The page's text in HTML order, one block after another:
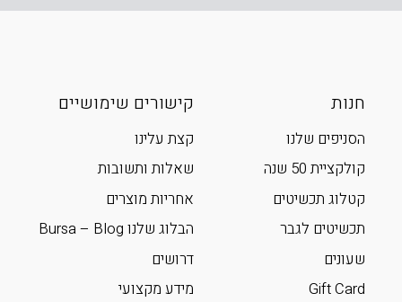
חנות
הסניפים שלנו
קולקציית 50 שנה
קטלוג תכשיטים
תכשיטים לגבר
שעונים
Gift Card
קישורים שימושיים
קצת עלינו
שאלות ותשובות
אחריות מוצרים
הבלוג שלנו Bursa – Blog
דרושים
מידע מקצועי